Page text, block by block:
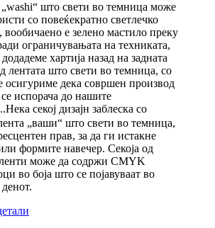
што свети во темница може
со повеќекратно светлечко
вообичаено е зелено мастило преку
ограничувањата на техниката,
хартија назад на задната
лентата што свети во темница, со
осигуриме дека совршен производ
испорача до нашите
.Нека секој дизајн заблеска со
„ваши“ што свети во темница,
прав, за да ги истакне
формите навечер. Секоја од
може да содржи CMYK
во боја што се појавуваат во